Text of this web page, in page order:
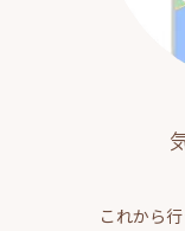
これから